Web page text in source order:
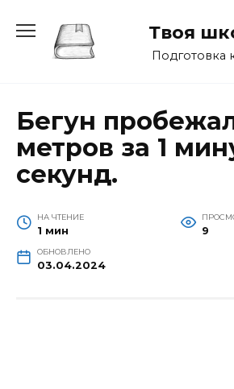
содержанию
Твоя
Подготовка
Бегун
метров за 1
секунд.
НА ЧТЕНИЕ
1 мин 9
ОБНОВЛЕНО
03.04.2024